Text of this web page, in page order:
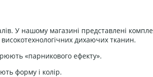
У нашому магазині представлені
дихаючих тканин.
«парникового ефекту».
форму і колір.